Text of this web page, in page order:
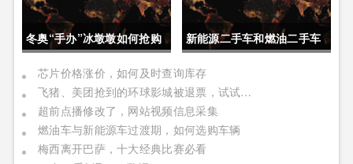
冬奥“手办”冰墩墩如何抢购
新能源二手车和燃油二手车
如何选择
芯片价格涨价，如何及时查询库存
飞猪、美团抢到的环球影城被退票，试试官方APP
超前点播修改了，网站视频信息采集
燃油车与新能源车过渡期，如何选购车辆
梅西离开巴萨，十大经典比赛必看